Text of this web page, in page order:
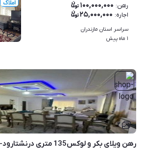
۶
رهن: ۱۰۰,۰۰۰,۰۰۰
اجاره: ۲۵,۰۰۰,۰۰۰
سراسر استان مازندران
۱ ماه پیش
۲
رهن ویلای بکر و لوکس135 متری درنشتارود- خشکبور